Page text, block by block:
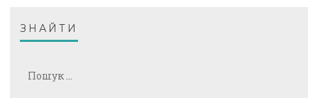
ЗНАЙТИ